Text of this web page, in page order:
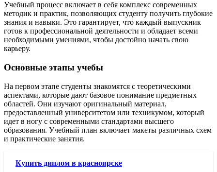
Учебный процесс включает в себя комплекс современных
методик и практик, позволяющих студенту получить глубокие
знания и навыки. Это гарантирует, что каждый выпускник
готов к профессиональной деятельности и обладает всеми
необходимыми умениями, чтобы достойно начать свою
карьеру.
Основные этапы учебы
На первом этапе студенты знакомятся с теоретическими
аспектами, которые дают базовое понимание предметных
областей. Они изучают оригинальный материал,
предоставленный университетом или техникумом, который
идет в ногу с современными стандартами высшего
образования. Учебный план включает макеты различных схем
и практические занятия.
Купить диплом в красноярске